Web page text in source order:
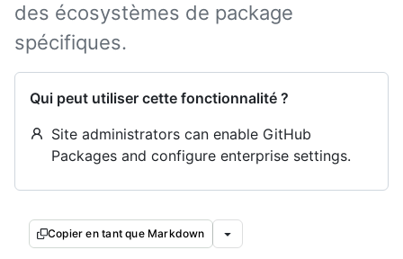
des écosystèmes de package
spécifiques.
Qui peut utiliser cette fonctionnalité ?
Site administrators can enable GitHub
Packages and configure enterprise settings.
Copier en tant que Markdown